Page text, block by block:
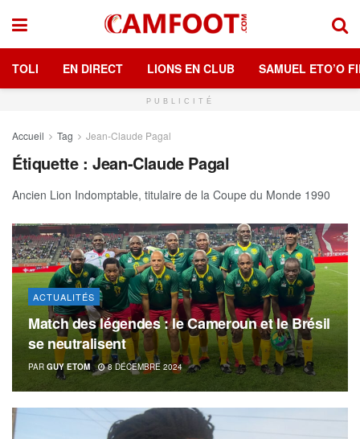
TOLI EN DIRECT LIONS EN CLUB SAMUEL ETO’O
PUBLICITÉ
Accueil Tag Jean-Claude Pagal
Étiquette :Jean-Claude Pagal
Ancien Lion Indomptable, titulaire de la Coupe du Monde 1990
ACTUALITÉS
Match des légendes : le Cameroun et le Brésil
se neutralisent
PAR GUY ETOM 8 DÉCEMBRE 2024